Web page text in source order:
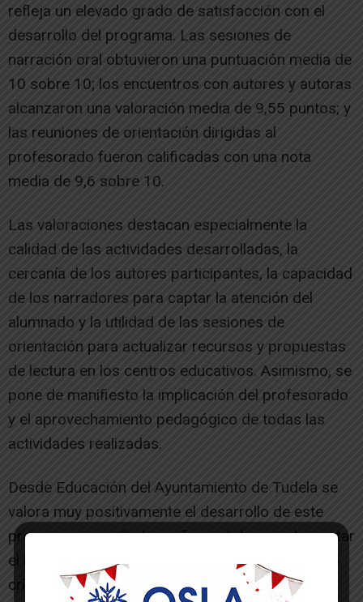
refleja un elevado grado de satisfacción con el
desarrollo del programa. Las sesiones de
narración oral obtuvieron una puntuación media de
10 sobre 10; los encuentros con autores y autoras
alcanzaron una valoración media de 9,55 puntos; y
las reuniones de orientación dirigidas al
profesorado fueron calificadas con una nota
media de 9,6 sobre 10.
Las valoraciones destacan especialmente la
calidad de las actividades desarrolladas, la
cercanía de los autores participantes, la capacidad
de los narradores para captar la atención del
alumnado y la utilidad de las sesiones de
orientación para actualizar recursos y propuestas
de lectura en los centros educativos. Asimismo, se
pone de manifiesto la implicación del profesorado
y el aprovechamiento pedagógico de todas las
actividades realizadas.
Desde Educación del Ayuntamiento de Tudela se
valora muy positivamente el desarrollo de este
programa, que año tras año contribuye a despertar
el interés por la lectura, fomentar el pensamiento
crítico y acercar la literatura a niños, niñas y